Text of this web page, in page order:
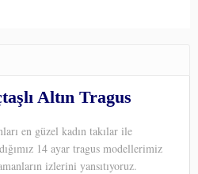
Altın Tragus
en güzel kadın takılar ile
14 ayar tragus modellerimiz
izlerini yansıtıyoruz.